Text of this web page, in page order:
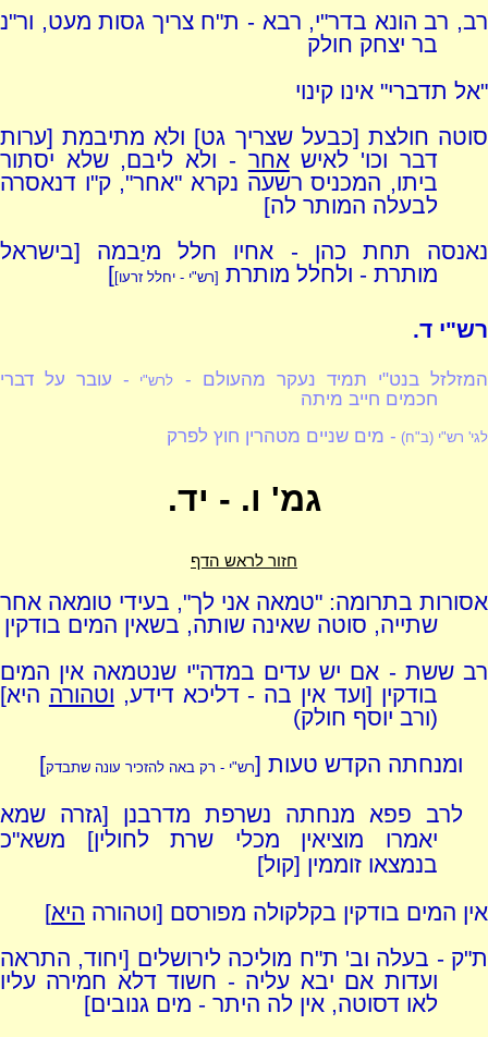
רב, רב הונא בדר"י, רבא - ת"ח צריך גסות מעט, ור"נ
בר יצחק חולק
"אל תדברי" אינו קינוי
סוטה חולצת [כבעל שצריך גט] ולא מתיבמת [ערות
דבר וכו' לאישאחר - ולא ליבם, שלא יסתור
ביתו, המכניס רשעה נקרא "אחר", ק"ו דנאסרה
לבעלה המותר לה]
נאנסה תחת כהן - אחיו חלל מיַבמה [בישראל
מותרת - ולחלל מותרת [רש"י - יחלל זרעו]
]
רש"י ד.
המזלזל בנט"י תמיד נעקר מהעולם - לרש"י - עובר על דברי
חכמים חייב מיתה
לגי' רש"י (ב"ח) - מים שניים מטהרין חוץ לפרק
גמ' ו. - יד.
חזור לראש הדף
אסורות בתרומה: "טמאה אני לך", בעידי טומאה אחר
שתייה, סוטה שאינה שותה, בשאין המים בודקין
רב ששת - אם יש עדים במדה"י שנטמאה אין המים
בודקין [ועד אין בה - דליכא דידע, וטהורה היא]
(ורב יוסף חולק)
ומנחתה הקדש טעות [רש"י - רק באה להזכיר עונה שתבדק]
לרב פפא מנחתה נשרפת מדרבנן [גזרה שמא
יאמרו מוציאין מכלי שרת לחולין] משא"כ
בנמצאו זוממין [קול]
אין המים בודקין בקלקולה מפורסם [וטהורה היא]
ת"ק - בעלה וב' ת"ח מוליכה לירושלים [יחוד, התראה
ועדות אם יבא עליה - חשוד דלא חמירה עליו
לאו דסוטה, אין לה היתר - מים גנובים]